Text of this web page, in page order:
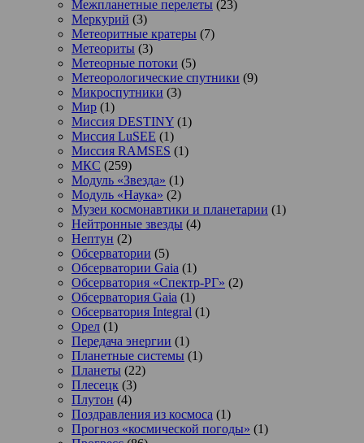
Межпланетные перелеты (23)
Меркурий (3)
Метеоритные кратеры (7)
Метеориты (3)
Метеорные потоки (5)
Метеорологические спутники (9)
Микроспутники (3)
Мир (1)
Миссия DESTINY (1)
Миссия LuSEE (1)
Миссия RAMSES (1)
МКС (259)
Модуль «Звезда» (1)
Модуль «Наука» (2)
Музеи космонавтики и планетарии (1)
Нейтронные звезды (4)
Нептун (2)
Обсерватории (5)
Обсерватории Gaia (1)
Обсерватория «Спектр-РГ» (2)
Обсерватория Gaia (1)
Обсерватория Integral (1)
Орел (1)
Передача энергии (1)
Планетные системы (1)
Планеты (22)
Плесецк (3)
Плутон (4)
Поздравления из космоса (1)
Прогноз «космической погоды» (1)